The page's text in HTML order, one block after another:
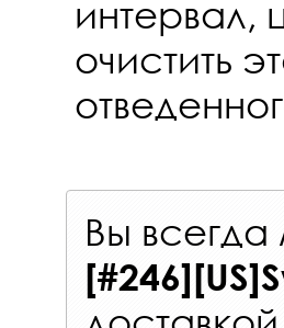
интервал,
очистить
Вы